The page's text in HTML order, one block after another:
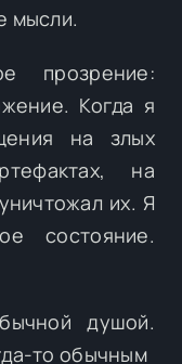
мысли.
прозрение:
Когда я
на злых
на
их. Я
состояние.
душой.
то обычным